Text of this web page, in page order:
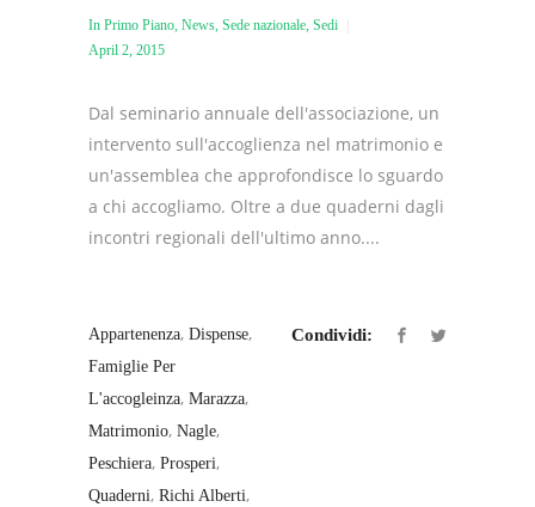
In Primo Piano, News, Sede nazionale, Sedi
April 2, 2015
Dal seminario annuale dell'associazione, un
intervento sull'accoglienza nel matrimonio e
un'assemblea che approfondisce lo sguardo
a chi accogliamo. Oltre a due quaderni dagli
incontri regionali dell'ultimo anno....
Appartenenza, Dispense,
Famiglie Per
L'accogleinza, Marazza,
Matrimonio, Nagle,
Peschiera, Prosperi,
Quaderni, Richi Alberti,
Condividi: